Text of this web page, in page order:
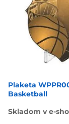
Plaketa
Basketball
Skladom v e-